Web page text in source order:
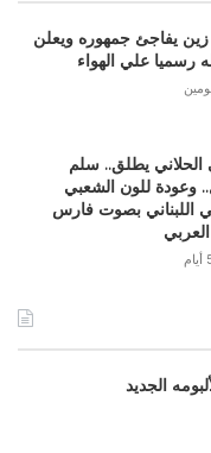
يفاجئ جمهوره ويعلن
رسميا علي الهواء
يطلق.. سلم
وعودة للون الشعبي
اللبناني بصوت فارس
العربي
الجديد